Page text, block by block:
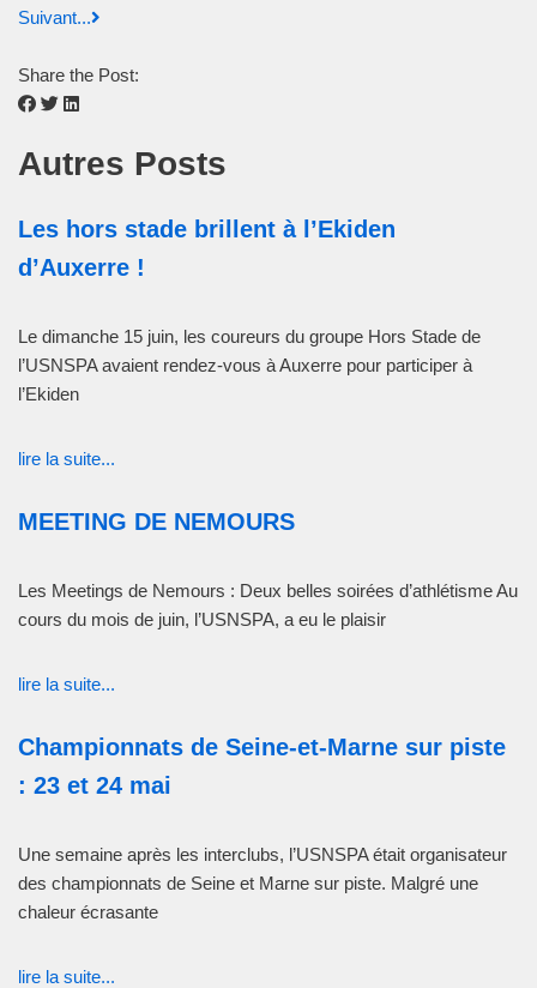
Suivant...
Share the Post:
Autres Posts
Les hors stade brillent à l’Ekiden
d’Auxerre !
Le dimanche 15 juin, les coureurs du groupe Hors Stade de
l’USNSPA avaient rendez-vous à Auxerre pour participer à
l’Ekiden
lire la suite...
MEETING DE NEMOURS
Les Meetings de Nemours : Deux belles soirées d’athlétisme Au
cours du mois de juin, l’USNSPA, a eu le plaisir
lire la suite...
Championnats de Seine-et-Marne sur piste
: 23 et 24 mai
Une semaine après les interclubs, l’USNSPA était organisateur
des championnats de Seine et Marne sur piste. Malgré une
chaleur écrasante
lire la suite...